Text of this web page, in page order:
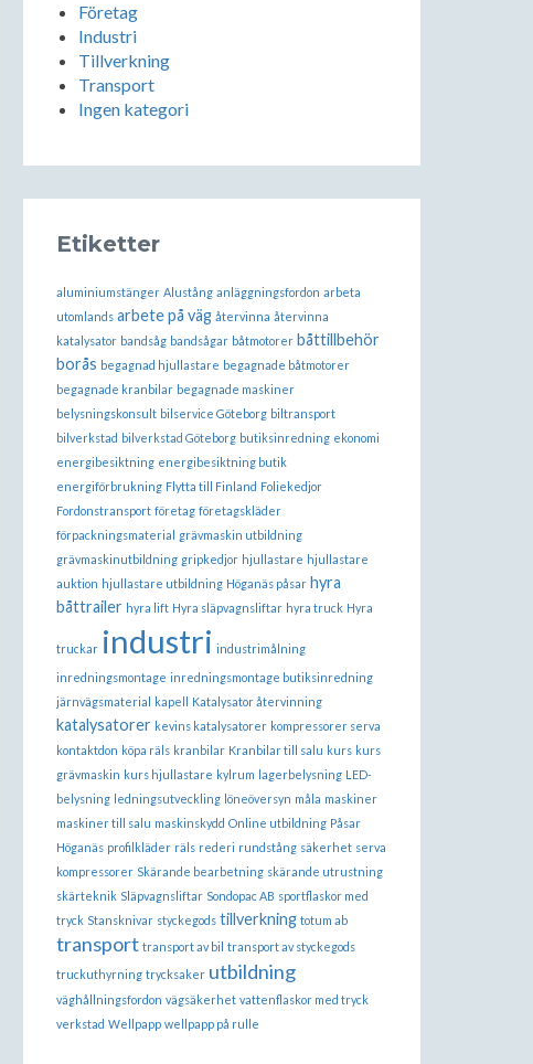
Företag
Industri
Tillverkning
Transport
Ingen kategori
Etiketter
aluminiumstänger Alustång anläggningsfordon arbeta
utomlands arbete på väg återvinna återvinna
katalysator bandsåg bandsågar båtmotorer båttillbehör
borås begagnad hjullastare begagnade båtmotorer
begagnade kranbilar begagnade maskiner
belysningskonsult bilservice Göteborg biltransport
bilverkstad bilverkstad Göteborg butiksinredning ekonomi
energibesiktning energibesiktning butik
energiförbrukning Flytta till Finland Foliekedjor
Fordonstransport företag företagskläder
förpackningsmaterial grävmaskin utbildning
grävmaskinutbildning gripkedjor hjullastare hjullastare
auktion hjullastare utbildning Höganäs påsar hyra
båttrailer hyra lift Hyra släpvagnsliftar hyra truck Hyra
truckar industri industrimålning
inredningsmontage inredningsmontage butiksinredning
järnvägsmaterial kapell Katalysator återvinning
katalysatorer kevins katalysatorer kompressorer serva
kontaktdon köpa räls kranbilar Kranbilar till salu kurs kurs
grävmaskin kurs hjullastare kylrum lagerbelysning LED-
belysning ledningsutveckling löneöversyn måla maskiner
maskiner till salu maskinskydd Online utbildning Påsar
Höganäs profilkläder räls rederi rundstång säkerhet serva
kompressorer Skärande bearbetning skärande utrustning
skärteknik Släpvagnsliftar Sondopac AB sportflaskor med
tryck Stansknivar styckegods tillverkning totum ab
transport transport av bil transport av styckegods
truckuthyrning trycksaker utbildning
väghållningsfordon vägsäkerhet vattenflaskor med tryck
verkstad Wellpapp wellpapp på rulle